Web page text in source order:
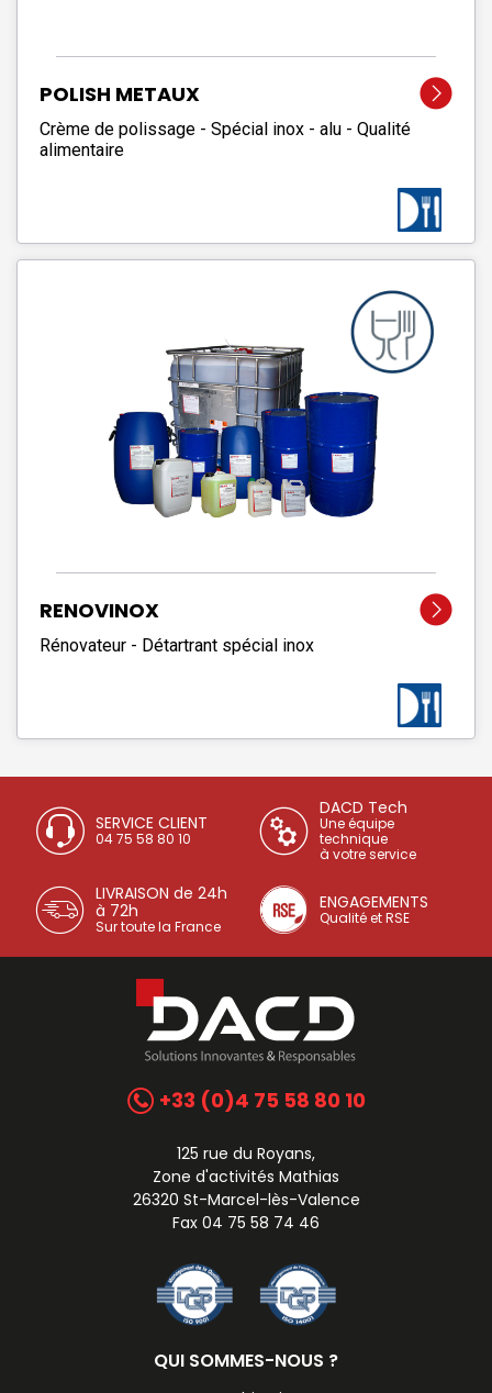
POLISH METAUX
Crème de polissage - Spécial inox - alu - Qualité
alimentaire
RENOVINOX
Rénovateur - Détartrant spécial inox
SERVICE CLIENT
04 75 58 80 10
DACD Tech
Une équipe
technique
à votre service
LIVRAISON de 24h
à 72h
Sur toute la France
ENGAGEMENTS
Qualité et RSE
+33 (0)4 75 58 80 10
125 rue du Royans,
Zone d'activités Mathias
26320 St-Marcel-lès-Valence
Fax 04 75 58 74 46
QUI SOMMES-NOUS ?